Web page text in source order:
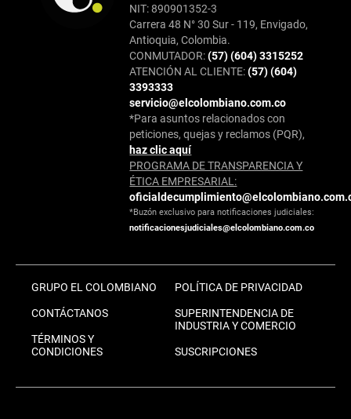
NIT: 890901352-3
Carrera 48 N° 30 Sur - 119, Envigado,
Antioquia, Colombia.
CONMUTADOR:(57) (604) 3315252
ATENCIÓN AL CLIENTE:(57) (604)
3393333
servicio@elcolombiano.com.co
*Para asuntos relacionados con
peticiones, quejas y reclamos (PQR),
haz clic aquí
PROGRAMA DE TRANSPARENCIA Y
ÉTICA EMPRESARIAL:
*Buzón exclusivo para notificaciones judiciales:
notificacionesjudiciales@elcolombiano.com.co
GRUPO EL COLOMBIANO
CONTÁCTANOS
TÉRMINOS Y
CONDICIONES
POLÍTICA DE PRIVACIDAD
SUPERINTENDENCIA DE
INDUSTRIA Y COMERCIO
SUSCRIPCIONES